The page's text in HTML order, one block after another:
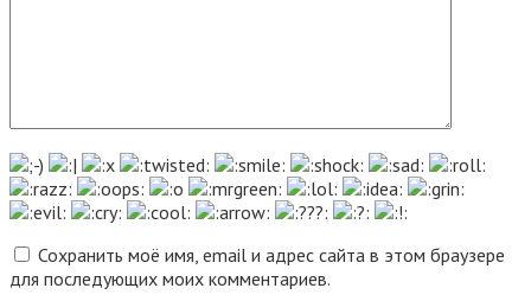
Сохранить моё имя, email и адрес сайта в этом браузере
для последующих моих комментариев.